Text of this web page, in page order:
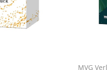
MVG